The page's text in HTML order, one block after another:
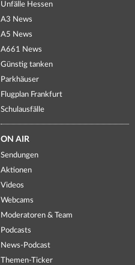
Unfälle Hessen
A3 News
A5 News
A661 News
Günstig tanken
Parkhäuser
Flugplan Frankfurt
Schulausfälle
ON AIR
Sendungen
Aktionen
Videos
Webcams
Moderatoren & Team
Podcasts
News-Podcast
Themen-Ticker